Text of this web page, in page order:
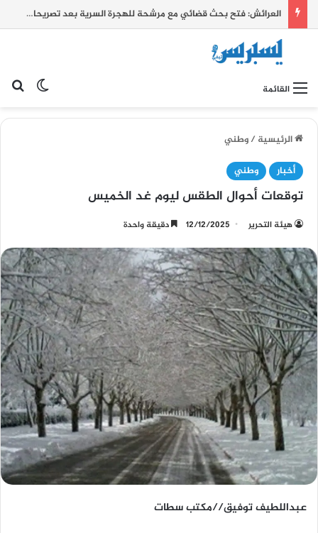
العرائش: فتح بحث قضائي مع مرشحة للهجرة السرية بعد تصريحات زائفة واتهامات كيدية بشأن أحداث الفنيدق وسبتة
القائمة
الرئيسية/وطني
أخبار
وطني
توقعات أحوال الطقس ليوم غد الخميس
هيئة التحرير 12/12/2025 دقيقة واحدة
عبداللطيف توفيق//مكتب سطات